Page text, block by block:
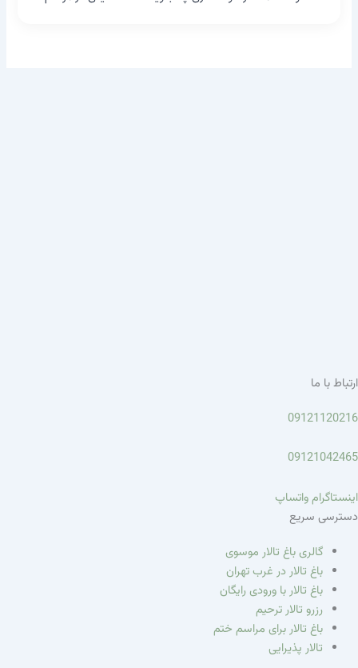
ارتباط با ما
09121120216
09121042465
اینستاگرامواتساپ
دسترسی سریع
گالری باغ تالار موسوی
باغ تالار در غرب تهران
باغ تالار با ورودی رایگان
رزرو تالار ترحیم
باغ تالار برای مراسم ختم
تالار پذیرایی